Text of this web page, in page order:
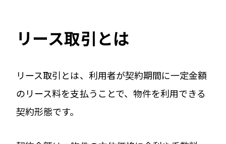
リース取引とは
リース取引とは、利用者が契約期間に一定金額
のリース料を支払うことで、物件を利用できる
契約形態です。